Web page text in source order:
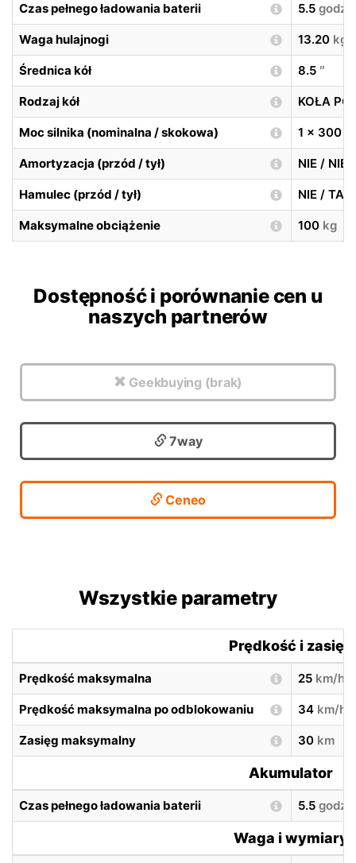
Czas pełnego ładowania baterii 5.5 godzin
Waga hulajnogi 13.20 kg
Średnica kół 8.5 ″
Rodzaj kół KOŁA
Moc silnika (nominalna / skokowa) 1 x 300
Amortyzacja (przód / tył) NIE / NIE
Hamulec (przód / tył) NIE /
Maksymalne obciążenie 100 kg
Dostępność i porównanie cen u
naszych partnerów
Geekbuying (brak)
7way
Ceneo
Wszystkie parametry
Prędkość i zasięg
Prędkość maksymalna 25 km/h
Prędkość maksymalna po odblokowaniu 34 km/h
Zasięg maksymalny 30 km
Akumulator
Czas pełnego ładowania baterii 5.5 godzin
Waga i wymiary